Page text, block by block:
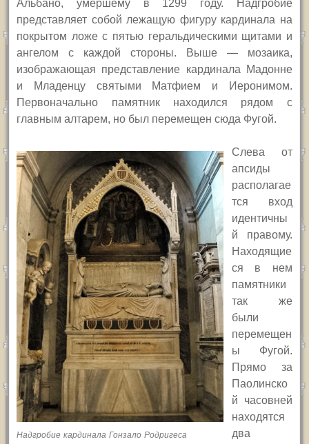
Альбано, умершему в 1299 году. Надгробие
представляет собой лежащую фигуру кардинала на
покрытом ложе с пятью геральдическими щитами и
ангелом с каждой стороны. Выше — мозаика,
изображающая представление кардинала Мадонне
и Младенцу святыми Матфием и Иеронимом.
Первоначально памятник находился рядом с
главным алтарем, но был перемещен сюда Фугой.
Надгробие кардинала Гонзало Родригеса
Слева от
апсиды
располагае
тся вход
идентичны
й правому.
Находящие
ся в нем
памятники
так же
были
перемещен
ы Фугой.
Прямо за
Паолинско
й часовней
находятся
два